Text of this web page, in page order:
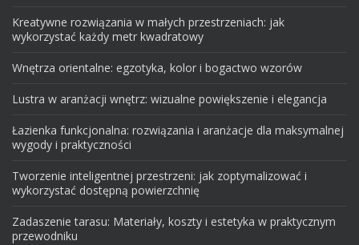
Kreatywne rozwiązania w małych przestrzeniach: jak
wykorzystać każdy metr kwadratowy
Wnętrza orientalne: egzotyka, kolor i bogactwo wzorów
Lustra w aranżacji wnętrz: wizualne powiększenie i elegancja
Łazienka funkcjonalna: rozwiązania i aranżacje dla maksymalnej
wygody i praktyczności
Tworzenie inteligentnej przestrzeni: jak zoptymalizować i
wykorzystać dostępną powierzchnię
Zadaszenie tarasu: Materiały, koszty i estetyka w praktycznym
przewodniku